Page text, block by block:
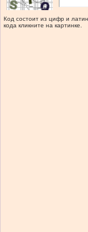
Код состоит из цифр и
кода кликните на картинке.